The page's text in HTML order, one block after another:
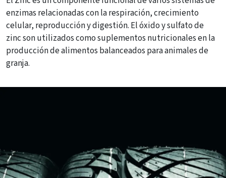
enzimas relacionadas con la respiración, crecimiento
celular, reproducción y digestión. El óxido y sulfato de
zinc son utilizados como suplementos nutricionales en la
producción de alimentos balanceados para animales de
granja.